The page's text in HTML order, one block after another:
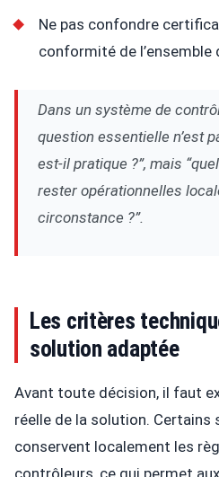
Ne pas confondre
conformité de l’ensemble
Dans un système de
question essentielle n’est
est-il pratique ?”, mais
rester opérationnelles
circonstance ?”.
Les critères
solution adaptée
Avant toute décision, il faut
réelle de la solution. Certains
conservent localement les
contrôleurs, ce qui permet